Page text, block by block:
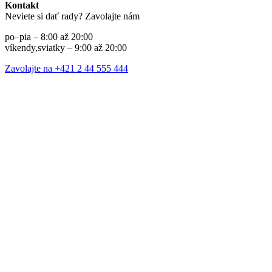
Kontakt
Neviete si dať rady? Zavolajte nám
po–pia – 8:00 až 20:00
víkendy,sviatky – 9:00 až 20:00
Zavolajte na +421 2 44 555 444